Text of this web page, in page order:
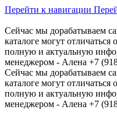
Перейти к навигации
Сейчас мы дорабатываем
каталоге могут отличаться
полную и актуальную
менеджером - Алена +7
Сейчас мы дорабатываем
каталоге могут отличаться
полную и актуальную
менеджером - Алена +7